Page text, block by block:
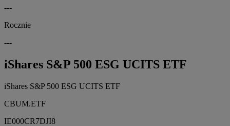
---
Rocznie
---
iShares S&P 500 ESG UCITS ETF
iShares S&P 500 ESG UCITS ETF
CBUM.ETF
IE000CR7DJI8